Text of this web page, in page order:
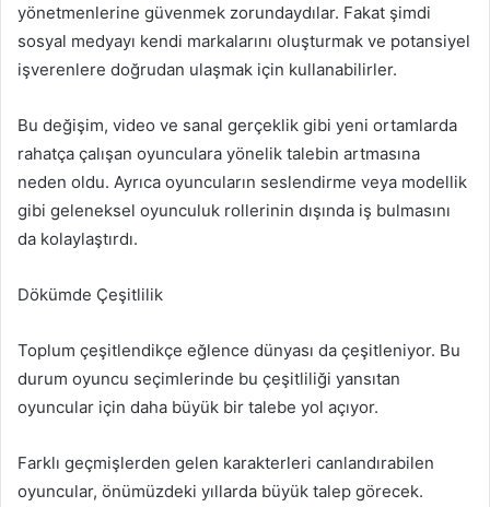
yönetmenlerine güvenmek zorundaydılar. Fakat şimdi
sosyal medyayı kendi markalarını oluşturmak ve potansiyel
işverenlere doğrudan ulaşmak için kullanabilirler.
Bu değişim, video ve sanal gerçeklik gibi yeni ortamlarda
rahatça çalışan oyunculara yönelik talebin artmasına
neden oldu. Ayrıca oyuncuların seslendirme veya modellik
gibi geleneksel oyunculuk rollerinin dışında iş bulmasını
da kolaylaştırdı.
Dökümde Çeşitlilik
Toplum çeşitlendikçe eğlence dünyası da çeşitleniyor. Bu
durum oyuncu seçimlerinde bu çeşitliliği yansıtan
oyuncular için daha büyük bir talebe yol açıyor.
Farklı geçmişlerden gelen karakterleri canlandırabilen
oyuncular, önümüzdeki yıllarda büyük talep görecek.